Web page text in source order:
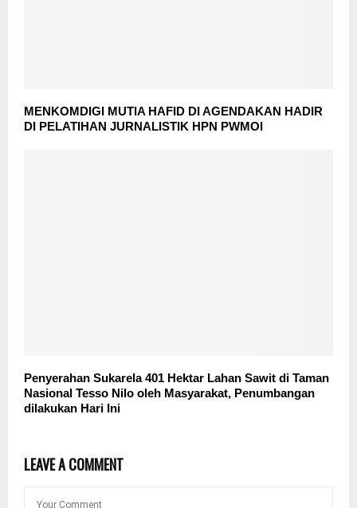
MENKOMDIGI MUTIA HAFID DI AGENDAKAN HADIR
DI PELATIHAN JURNALISTIK HPN PWMOI
Penyerahan Sukarela 401 Hektar Lahan Sawit di Taman
Nasional Tesso Nilo oleh Masyarakat, Penumbangan
dilakukan Hari Ini
LEAVE A COMMENT